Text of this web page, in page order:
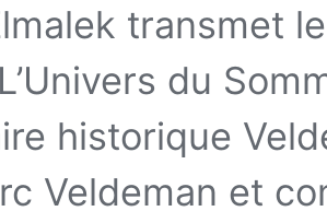
transmet
du
historique
Veldeman et